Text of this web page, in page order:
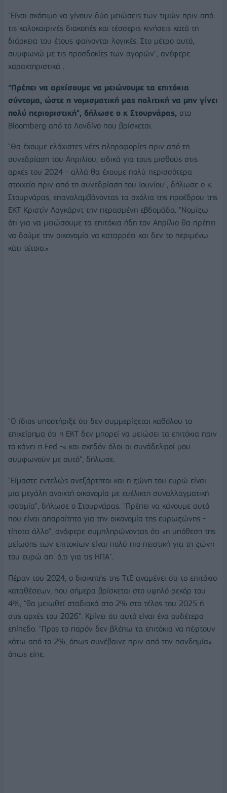
"Είναι σκόπιμο να γίνουν δύο μειώσεις των τιμών πριν από
τις καλοκαιρινές διακοπές και τέσσερις κινήσεις κατά τη
διάρκεια του έτους φαίνονται λογικές. Στο μέτρο αυτό,
συμφωνώ με τις προσδοκίες των αγορών", ανέφερε
χαρακτηριστικά .
"Πρέπει να αρχίσουμε να μειώνουμε τα επιτόκια
σύντομα, ώστε η νομισματική μας πολιτική να μην γίνει
πολύ περιοριστική", δήλωσε ο κ Στουρνάρας, στο
Bloomberg από το Λονδίνο που βρίσκεται.
"Θα έχουμε ελάχιστες νέες πληροφορίες πριν από τη
συνεδρίαση του Απριλίου, ειδικά για τους μισθούς στις
αρχές του 2024 - αλλά θα έχουμε πολύ περισσότερα
στοιχεία πριν από τη συνεδρίαση του Ιουνίου", δήλωσε ο κ.
Στουρνάρας, επαναλαμβάνοντας τα σχόλια της προέδρου της
ΕΚΤ Κριστίν Λαγκάρντ την περασμένη εβδομάδα. "Νομίζω
ότι για να μειώσουμε τα επιτόκια ήδη τον Απρίλιο θα πρέπει
να δούμε την οικονομία να καταρρέει και δεν το περιμένω
κάτι τέτοιο.»
"Ο ίδιος υποστήριξε ότι δεν συμμερίζεται καθόλου το
επιχείρημα ότι η ΕΚΤ δεν μπορεί να μειώσει τα επιτόκια πριν
το κάνει η Fed -« και σχεδόν όλοι οι συνάδελφοί μου
συμφωνούν με αυτό", δήλωσε.
"Είμαστε εντελώς ανεξάρτητοι και η ζώνη του ευρώ είναι
μια μεγάλη ανοικτή οικονομία με ευέλικτη συναλλαγματική
ισοτιμία", δήλωσε ο Στουρνάρας. "Πρέπει να κάνουμε αυτό
που είναι απαραίτητο για την οικονομία της ευρωζώνης -
τίποτα άλλο", ανάφερε συμπληρώνοντας ότι «η υπόθεση της
μείωσης των επιτοκίων είναι πολύ πιο πειστική για τη ζώνη
του ευρώ απ' ό,τι για τις ΗΠΑ".
Πέραν του 2024, ο διοικητής της ΤτΕ αναμένει ότι το επιτόκιο
καταθέσεων, που σήμερα βρίσκεται στο υψηλό ρεκόρ του
4%, "θα μειωθεί σταδιακά στο 2% στο τέλος του 2025 ή
στις αρχές του 2026". Κρίνει ότι αυτό είναι ένα ουδέτερο
επίπεδο. "Προς το παρόν δεν βλέπω τα επιτόκια να πέφτουν
κάτω από το 2%, όπως συνέβαινε πριν από την πανδημία»
όπως είπε.